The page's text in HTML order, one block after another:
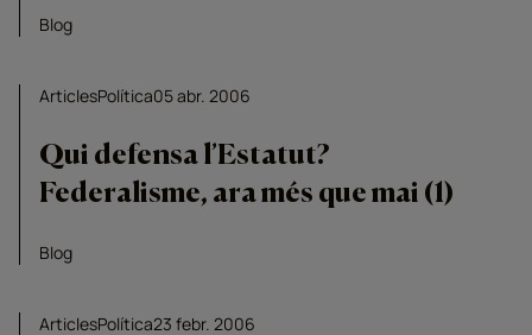
Blog
ArticlesPolítica05 abr. 2006
Qui defensa l’Estatut?
Federalisme, ara més que mai (1)
Blog
ArticlesPolítica23 febr. 2006